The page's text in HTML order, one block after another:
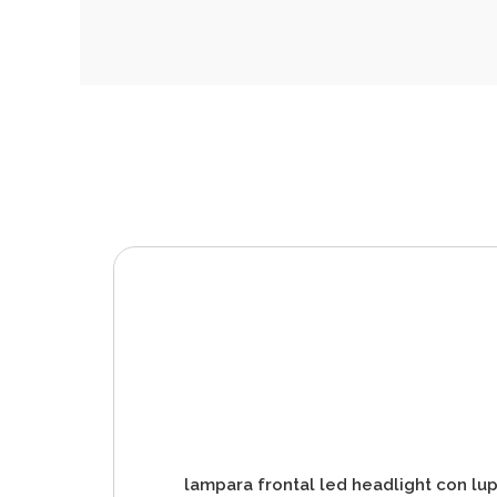
lampara frontal led headlight con